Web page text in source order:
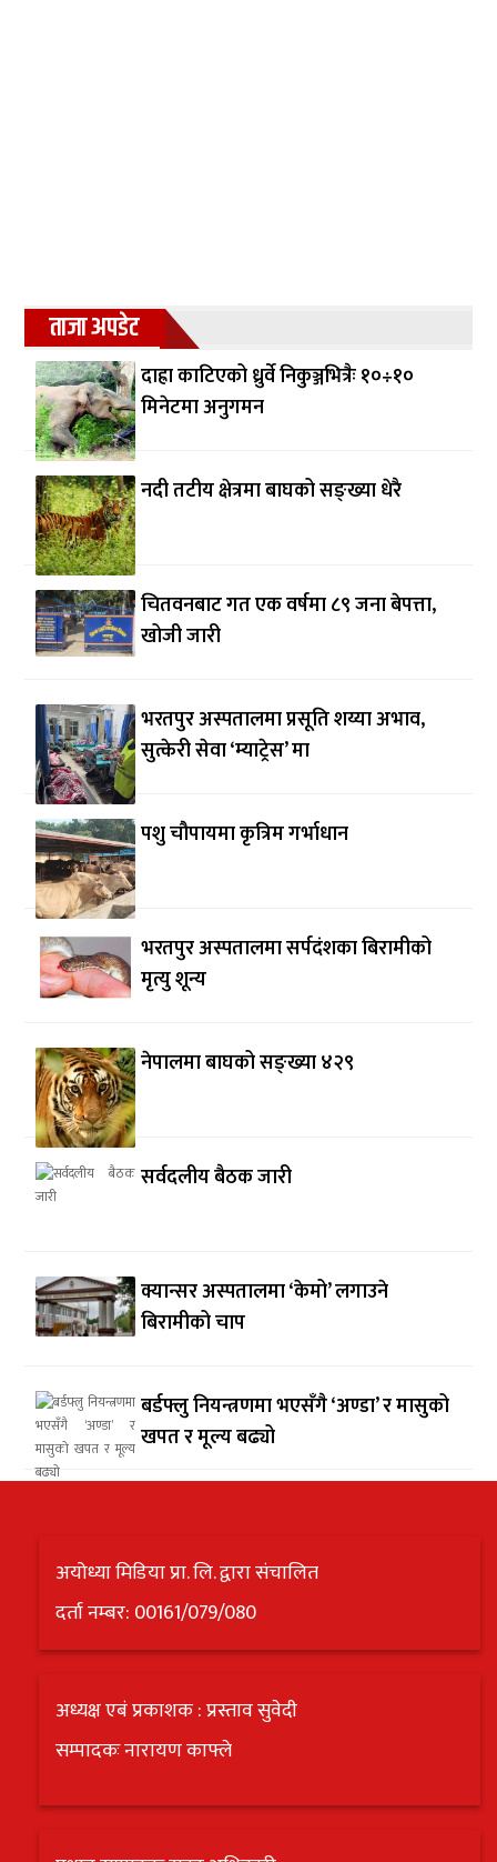
ताजा अपडेट
दाह्रा काटिएको ध्रुर्वे निकुञ्जभित्रैः १०÷१०
मिनेटमा अनुगमन
नदी तटीय क्षेत्रमा बाघको सङ्ख्या धेरै
चितवनबाट गत एक वर्षमा ८९ जना बेपत्ता,
खोजी जारी
भरतपुर अस्पतालमा प्रसूति शय्या अभाव,
सुत्केरी सेवा ‘म्याट्रेस’ मा
पशु चौपायमा कृत्रिम गर्भाधान
भरतपुर अस्पतालमा सर्पदंशका बिरामीको
मृत्यु शून्य
नेपालमा बाघको सङ्ख्या ४२९
सर्वदलीय बैठक जारी
क्यान्सर अस्पतालमा ‘केमो’ लगाउने
बिरामीको चाप
बर्डफ्लु नियन्त्रणमा भएसँगै ‘अण्डा’ र मासुको
खपत र मूल्य बढ्यो
अयोध्या मिडिया प्रा. लि. द्वारा संचालित
दर्ता नम्बर: 00161/079/080
अध्यक्ष एबं प्रकाशक : प्रस्ताव सुवेदी
सम्पादकः नारायण काफ्ले